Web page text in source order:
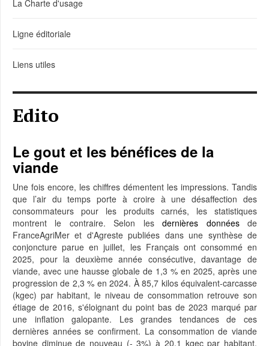
La Charte d'usage
Ligne éditoriale
Liens utiles
Edito
Le gout et les bénéfices de la
viande
Une fois encore, les chiffres démentent les impressions. Tandis
que l’air du temps porte à croire à une désaffection des
consommateurs pour les produits carnés, les statistiques
montrent le contraire. Selon lesdernières donnéesde
FranceAgriMer et d'Agreste publiées dans une synthèse de
conjoncture parue en juillet, les Français ont consommé en
2025, pour la deuxième année consécutive, davantage de
viande, avec une hausse globale de 1,3 % en 2025, après une
progression de 2,3 % en 2024. À 85,7 kilos équivalent-carcasse
(kgec) par habitant, le niveau de consommation retrouve son
étiage de 2016, s'éloignant du point bas de 2023 marqué par
une inflation galopante. Les grandes tendances de ces
dernières années se confirment. La consommation de viande
bovine diminue de nouveau (- 3%) à 20,1 kgec par habitant,